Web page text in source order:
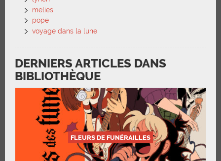
melies
pope
voyage dans la lune
DERNIERS ARTICLES DANS
BIBLIOTHÈQUE
FLEURS DE FUNÉRAILLES